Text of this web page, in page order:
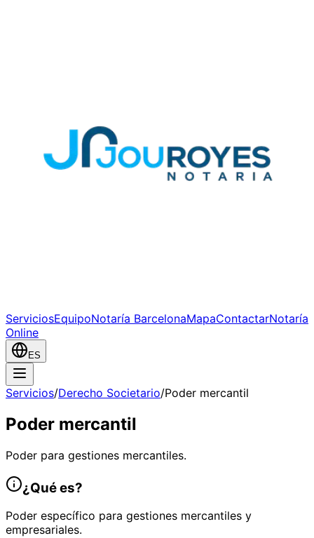
ServiciosEquipoNotaría BarcelonaMapaContactarNotaría
Online
ES
Servicios/Derecho Societario/Poder mercantil
Poder mercantil
Poder para gestiones mercantiles.
¿Qué es?
Poder específico para gestiones mercantiles y
empresariales.